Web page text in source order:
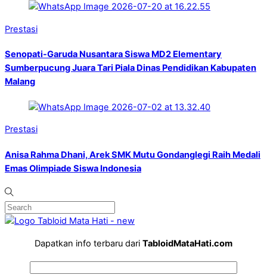
Prestasi
Senopati-Garuda Nusantara Siswa MD2 Elementary
Sumberpucung Juara Tari Piala Dinas Pendidikan Kabupaten
Malang
Prestasi
Anisa Rahma Dhani, Arek SMK Mutu Gondanglegi Raih Medali
Emas Olimpiade Siswa Indonesia
Dapatkan info terbaru dari TabloidMataHati.com